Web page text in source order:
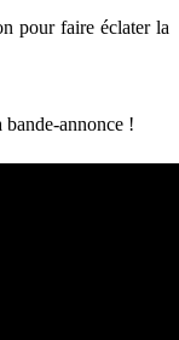
pour faire éclater la
annonce !